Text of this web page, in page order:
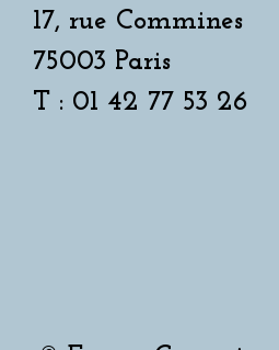
17, rue Commines
75003 Paris
T : 01 42 77 53 26